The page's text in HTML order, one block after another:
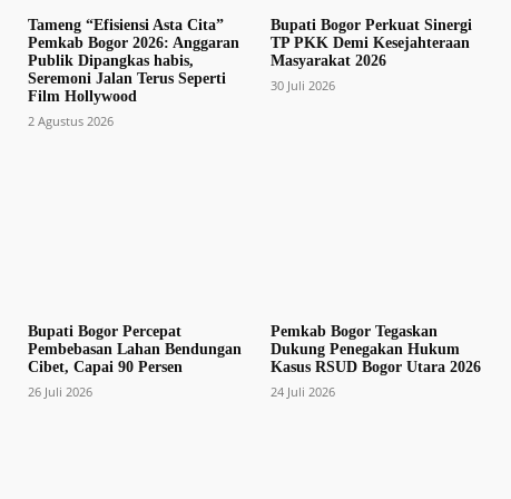
Tameng “Efisiensi Asta Cita”
Pemkab Bogor 2026: Anggaran
Publik Dipangkas habis,
Seremoni Jalan Terus Seperti
Film Hollywood
2 Agustus 2026
Bupati Bogor Perkuat Sinergi
TP PKK Demi Kesejahteraan
Masyarakat 2026
30 Juli 2026
Bupati Bogor Percepat
Pembebasan Lahan Bendungan
Cibet, Capai 90 Persen
26 Juli 2026
Pemkab Bogor Tegaskan
Dukung Penegakan Hukum
Kasus RSUD Bogor Utara 2026
24 Juli 2026